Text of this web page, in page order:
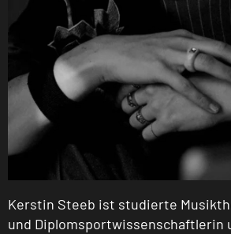
Kerstin Steeb ist studierte
und Diplomsportwissenschaftlerin